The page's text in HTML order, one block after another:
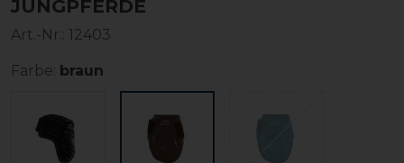
JUNGPFERDE
Art.-Nr.: 12403
Farbe: braun